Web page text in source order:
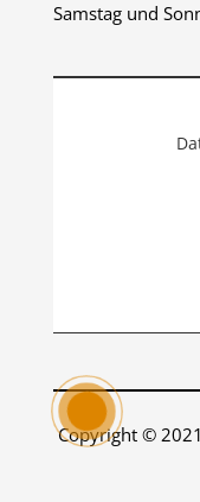
Samstag und
Copyright ©